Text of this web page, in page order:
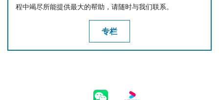
程中竭尽所能提供最大的帮助，请随时与我们联系。
专栏